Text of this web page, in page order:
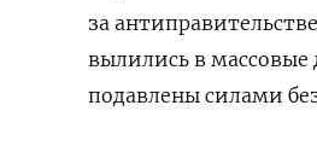
за
вылились в массовые
подавлены силами